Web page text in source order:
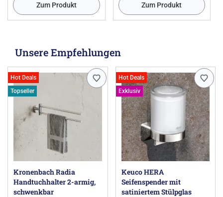
Zum Produkt Zum Produkt
Unsere Empfehlungen
Hot Deals
Topseller
Kronenbach Radia
Handtuchhalter 2-armig,
schwenkbar
Hot Deals
Exklusiv
Keuco HERA
Seifenspender mit
satiniertem Stülpglas